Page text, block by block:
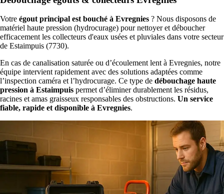
Votre égout principal est bouché à Evregnies ? Nous disposons de
matériel haute pression (hydrocurage) pour nettoyer et déboucher
efficacement les collecteurs d'eaux usées et pluviales dans votre secteur
de Estaimpuis (7730).
En cas de canalisation saturée ou d’écoulement lent à Evregnies, notre
équipe intervient rapidement avec des solutions adaptées comme
l’inspection caméra et l’hydrocurage. Ce type de débouchage haute
pression à Estaimpuis permet d’éliminer durablement les résidus,
racines et amas graisseux responsables des obstructions. Un service
fiable, rapide et disponible à Evregnies.